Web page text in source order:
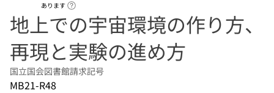
あります
地上での宇宙環境の作り方、
再現と実験の進め方
国立国会図書館請求記号
MB21-R48